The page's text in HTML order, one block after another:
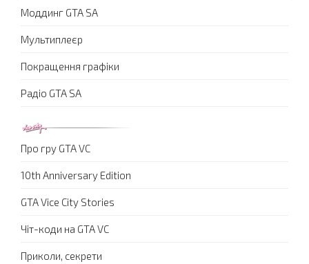
Моддинг GTA SA
Мультиплеєр
Покращення графіки
Радіо GTA SA
Про гру GTA VC
10th Anniversary Edition
GTA Vice City Stories
Чіт-коди на GTA VC
Приколи, секрети